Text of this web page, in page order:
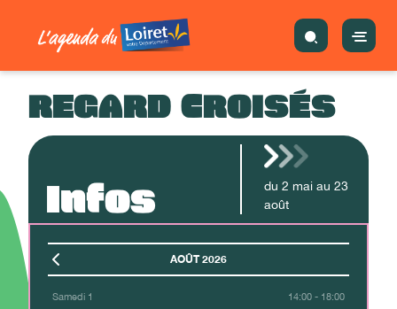
REGARD CROISÉS
Infos du 2 mai au 23
août
AOÛT 2026
Samedi 1 14:00 - 18:00